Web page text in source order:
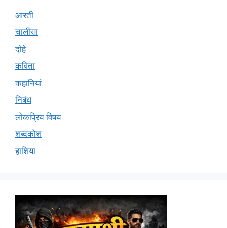
आरती
चालीसा
दोहे
कविता
कहानियां
निबंध
लोकप्रिय विषय
शब्दकोश
हाशिया